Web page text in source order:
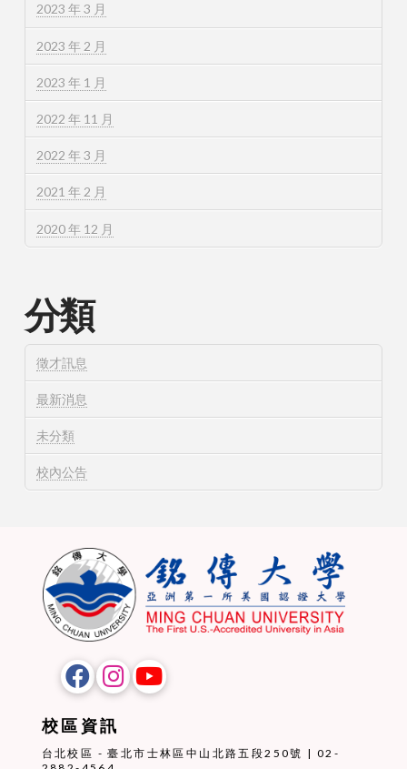
2023 年 3 月
2023 年 2 月
2023 年 1 月
2022 年 11 月
2022 年 3 月
2021 年 2 月
2020 年 12 月
分類
徵才訊息
最新消息
未分類
校內公告
校區資訊
台北校區 - 臺北市士林區中山北路五段250號 | 02-